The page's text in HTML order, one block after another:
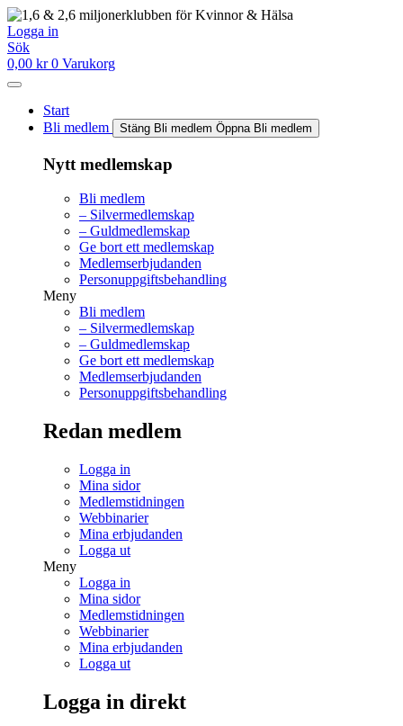
Hoppa
till
innehåll
Logga in
Sök
0,00 kr 0 Varukorg
Start
Bli medlem
Stäng Bli medlem Öppna Bli medlem
Nytt medlemskap
Bli medlem
– Silvermedlemskap
– Guldmedlemskap
Ge bort ett medlemskap
Medlemserbjudanden
Personuppgiftsbehandling
Meny
Bli medlem
– Silvermedlemskap
– Guldmedlemskap
Ge bort ett medlemskap
Medlemserbjudanden
Personuppgiftsbehandling
Redan medlem
Logga in
Mina sidor
Medlemstidningen
Webbinarier
Mina erbjudanden
Logga ut
Meny
Logga in
Mina sidor
Medlemstidningen
Webbinarier
Mina erbjudanden
Logga ut
Logga in direkt